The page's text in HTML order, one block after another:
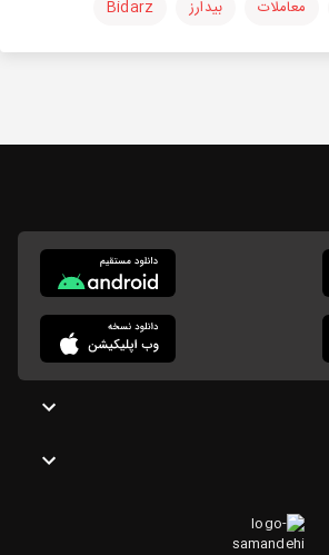
معاملات بیدارز Bidarz